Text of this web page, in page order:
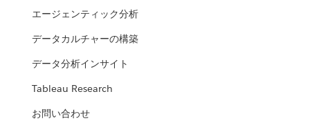
エージェンティック分析
データカルチャーの構築
データ分析インサイト
Tableau Research
お問い合わせ